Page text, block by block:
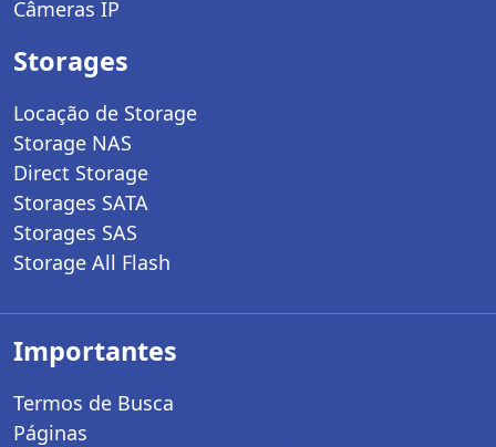
Câmeras IP
Storages
Locação de Storage
Storage NAS
Direct Storage
Storages SATA
Storages SAS
Storage All Flash
Importantes
Termos de Busca
Páginas